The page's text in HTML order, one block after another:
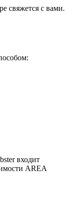
свяжется с вами.
входит
AREA